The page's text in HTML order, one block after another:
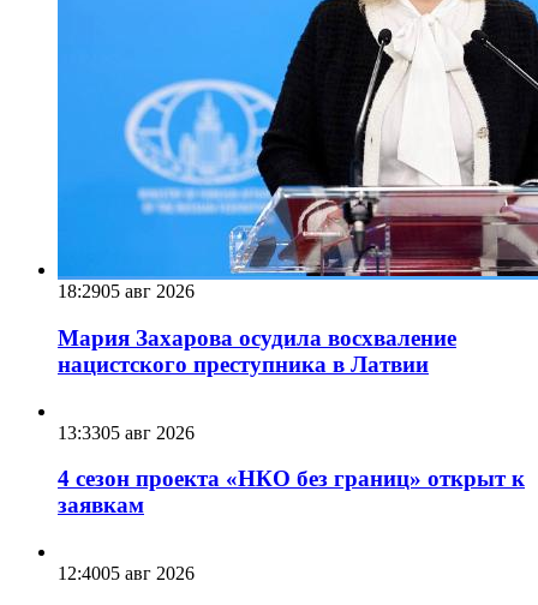
18:2905 авг 2026
Мария Захарова осудила восхваление
нацистского преступника в Латвии
13:3305 авг 2026
4 сезон проекта «НКО без границ» открыт к
заявкам
12:4005 авг 2026